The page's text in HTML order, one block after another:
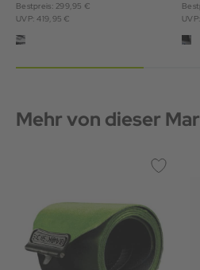
Bestpreis: 299,95 €
UVP: 419,95 €
Mehr von dieser